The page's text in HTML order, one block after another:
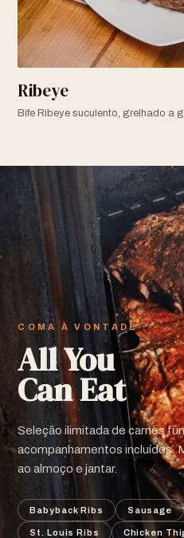
Ribeye
Bife Ribeye suculento, grelhado a
COMA À VONTADE
All You
Can Eat
Seleção ilimitada de carnes
acompanhamentos incluídos.
ao almoço e jantar.
Babyback Ribs Sausage
St. Louis Ribs Chicken